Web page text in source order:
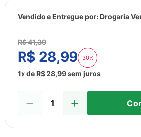
Vendido e Entregue por: Drogaria
R$41,39
R$ 28,99 30%
1x de R$28,99sem juros